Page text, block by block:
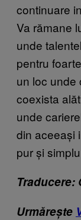
continuare
Va rămane
unde
pentru
un loc unde
coexista
unde
din aceeași
pur și
Traducere:
Urmărește